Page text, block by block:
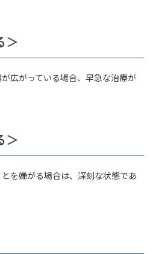
＞
広がっている場合、早急な治療が
＞
を嫌がる場合は、深刻な状態であ